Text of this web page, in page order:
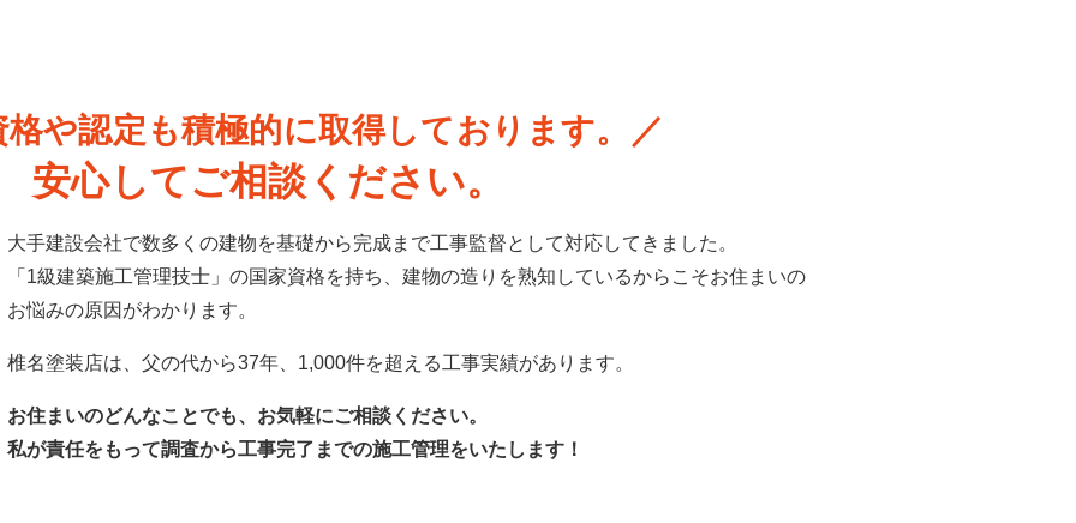
格や認定も積極的に取得しております。
安心してご相談ください。
大手建設会社で数多くの建物を基礎から完成まで工事監督として対応してきました。
「1級建築施工管理技士」の国家資格を持ち、建物の造りを熟知しているからこそお住まいの
お悩みの原因がわかります。
椎名塗装店は、父の代から37年、1,000件を超える工事実績があります。
お住まいのどんなことでも、お気軽にご相談ください。
私が責任をもって調査から工事完了までの施工管理をいたします！